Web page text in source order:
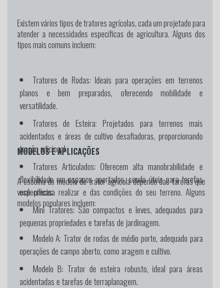
Existem vários tipos de tratores agrícolas, cada um projetado para
atender a necessidades específicas de agricultura. Alguns dos
tipos mais comuns incluem:
Tratores de Rodas: Ideais para operações em terrenos
planos e bem preparados, oferecendo mobilidade e
versatilidade.
Tratores de Esteira: Projetados para terrenos mais
acidentados e áreas de cultivo desafiadoras, proporcionando
tração adicional.
Tratores Articulados: Oferecem alta manobrabilidade e
flexibilidade em espaços apertados, sendo úteis para tarefas
específicas.
Mini Tratores:São compactos e leves, adequados para
pequenas propriedades e tarefas de jardinagem.
MODELOS E APLICAÇÕES
A escolha do modelo de trator agrícola depende das tarefas que
você precisa realizar e das condições do seu terreno. Alguns
modelos populares incluem:
Modelo A: Trator de rodas de médio porte, adequado para
operações de campo aberto, como aragem e cultivo.
Modelo B: Trator de esteira robusto, ideal para áreas
acidentadas e tarefas de terraplanagem.